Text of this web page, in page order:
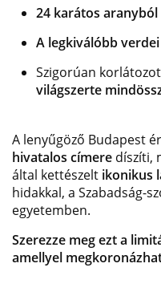
24 karátos aranyból
A legkiválóbb
Szigorúan
világszerte
A lenyűgöző Budapest
hivatalos címere díszíti,
által kettészelt ikonikus
hidakkal, a Szabadság-
egyetemben.
Szerezze meg ezt a
amellyel